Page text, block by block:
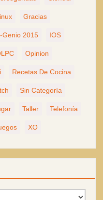
Gracias
Genio 2015 IOS
Opinion
Recetas De Cocina
Sin Categoría
Taller Telefonía
XO